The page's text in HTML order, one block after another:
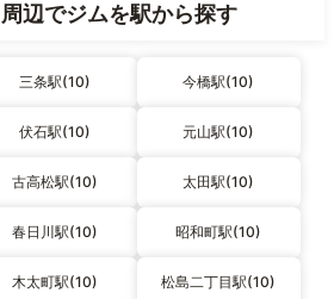
辺でジムを駅から探す
三条駅(10) 今橋駅(10)
伏石駅(10) 元山駅(10)
古高松駅(10) 太田駅(10)
春日川駅(10) 昭和町駅(10)
木太町駅(10) 松島二丁目駅(10)